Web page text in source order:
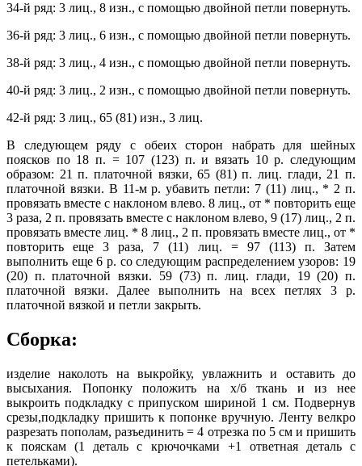
34-й ряд: 3 лиц., 8 изн., с помощью двойной петли повернуть.
36-й ряд: 3 лиц., 6 изн., с помощью двойной петли повернуть.
38-й ряд: 3 лиц., 4 изн., с помощью двойной петли повернуть.
40-й ряд: 3 лиц., 2 изн., с помощью двойной петли повернуть.
42-й ряд: 3 лиц., 65 (81) изн., 3 лиц.
В следующем ряду с обеих сторон набрать для шейных
поясков по 18 п. = 107 (123) п. и вязать 10 р. следующим
образом: 21 п. платочной вязки, 65 (81) п. лиц. глади, 21 п.
платочной вязки. В 11-м р. убавить петли: 7 (11) лиц., * 2 п.
провязать вместе с наклоном влево. 8 лиц., от * повторить еще
3 раза, 2 п. провязать вместе с наклоном влево, 9 (17) лиц., 2 п.
провязать вместе лиц. * 8 лиц., 2 п. провязать вместе лиц., от *
повторить еще 3 раза, 7 (11) лиц. = 97 (113) п. Затем
выполнить еще 6 р. со следующим распределением узоров: 19
(20) п. платочной вязки. 59 (73) п. лиц. глади, 19 (20) п.
платочной вязки. Далее выполнить на всех петлях 3 р.
платочной вязкой и петли закрыть.
Сборка:
изделие наколоть на выкройку, увлажнить и оставить до
высыхания. Попонку положить на х/б ткань и из нее
выкроить подкладку с припуском шириной 1 см. Подвернув
срезы,подкладку пришить к попонке вручную. Ленту велкро
разрезать пополам, разъединить = 4 отрезка по 5 см и пришить
к пояскам (1 деталь с крючочками +1 ответная деталь с
петельками).